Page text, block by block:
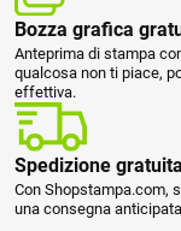
Bozza grafica
Anteprima di stampa
qualcosa non ti piace,
effettiva.
Spedizione gratuita
Con Shopstampa.com,
una consegna